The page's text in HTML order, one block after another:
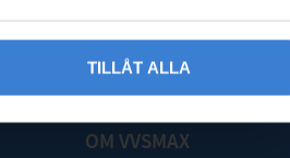
TILLÅT ALLA
OM VVSMAX